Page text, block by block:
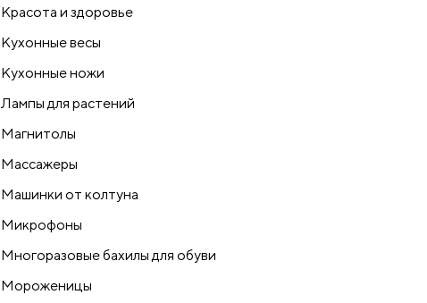
Красота и здоровье
Кухонные весы
Кухонные ножи
Лампы для растений
Магнитолы
Массажеры
Машинки от колтуна
Микрофоны
Многоразовые бахилы для обуви
Мороженицы